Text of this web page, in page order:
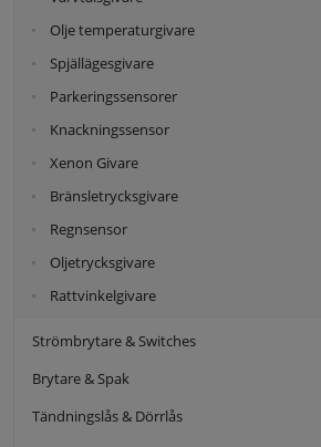
Olje temperaturgivare
Spjällägesgivare
Parkeringssensorer
Knackningssensor
Xenon Givare
Bränsletrycksgivare
Regnsensor
Oljetrycksgivare
Rattvinkelgivare
Strömbrytare & Switches
Brytare & Spak
Tändningslås & Dörrlås